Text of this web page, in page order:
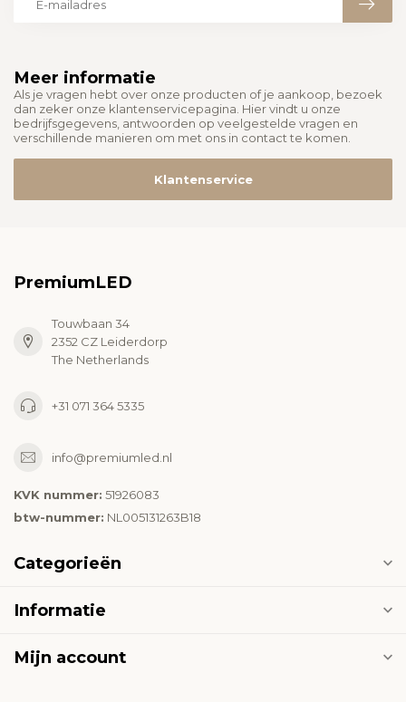
Meer informatie
Als je vragen hebt over onze producten of je aankoop, bezoek
dan zeker onze klantenservicepagina. Hier vindt u onze
bedrijfsgegevens, antwoorden op veelgestelde vragen en
verschillende manieren om met ons in contact te komen.
Klantenservice
PremiumLED
Touwbaan 34
2352 CZ Leiderdorp
The Netherlands
+31 071 364 5335
info@premiumled.nl
KVK nummer: 51926083
btw-nummer: NL005131263B18
Categorieën
Informatie
Mijn account